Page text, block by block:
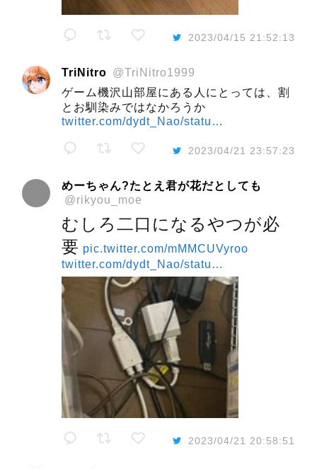
2023/04/15 21:52:13
TriNitro @TriNitro1999
ゲーム機沢山部屋にある人にとっては、割
とお馴染みではなかろうか
twitter.com/dydt_Nao/statu…
2023/04/21 23:57:23
めーちゃん?たとえ君が花だとしても
@rikyou_moe
むしろ二口になるやつが必
要 pic.twitter.com/mMMCUVyroo
twitter.com/dydt_Nao/statu…
2023/04/21 20:58:51